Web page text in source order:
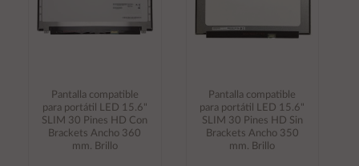
Pantalla compatible
para portátil LED 15.6"
SLIM 30 Pines HD Con
Brackets Ancho 360
mm. Brillo
Pantalla compatible
para portátil LED 15.6"
SLIM 30 Pines HD Sin
Brackets Ancho 350
mm. Brillo